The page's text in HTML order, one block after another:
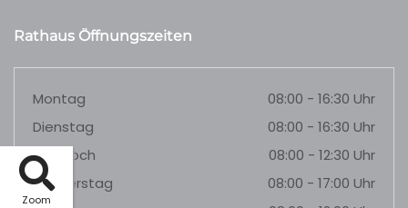
Zoom
Rathaus Öffnungszeiten
Montag
08:00 - 16:30 Uhr
Dienstag
08:00 - 16:30 Uhr
Mittwoch
08:00 - 12:30 Uhr
Donnerstag
08:00 - 17:00 Uhr